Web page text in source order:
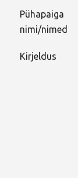
Pühapaiga
nimi/nimed
Kirjeldus